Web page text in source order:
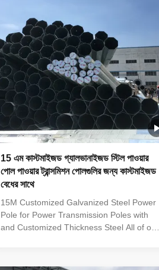
finish enhances its longevity and reduces
maintenance costs, making it an
15 এম কাস্টমাইজড গ্যালভানাইজড স্টিল পাওয়ার
পোল পাওয়ার ট্রান্সমিশন পোলগুলির জন্য কাস্টমাইজড
বেধের সাথে
15M Customized Galvanized Steel Power
Pole for Power Transmission Poles with
and Customized Thickness Steel All of our
certificate issued by the mill factory with